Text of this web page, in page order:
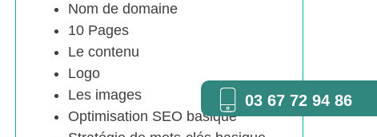
Nom de domaine
10 Pages
Le contenu
Logo
Les images
Optimisation SEO basique
03 67 72 94 86